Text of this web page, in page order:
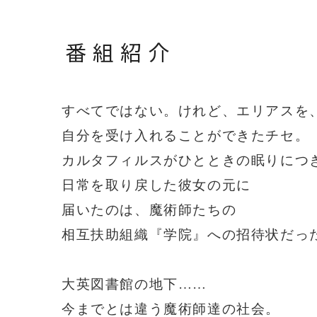
番組紹介
すべてではない。けれど、エリアスを、
自分を受け入れることができたチセ。
カルタフィルスがひとときの眠りにつ
日常を取り戻した彼女の元に
届いたのは、魔術師たちの
相互扶助組織『学院』への招待状だっ
大英図書館の地下……
今までとは違う魔術師達の社会。